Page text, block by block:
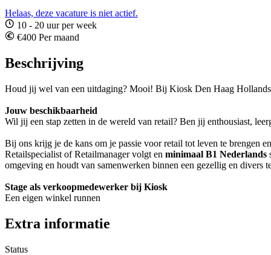
Helaas, deze vacature is niet actief.
10 - 20 uur per week
€400 Per maand
Beschrijving
Houd jij wel van een uitdaging? Mooi! Bij Kiosk Den Haag Hollands
Jouw beschikbaarheid
Wil jij een stap zetten in de wereld van retail? Ben jij enthousiast,
Bij ons krijg je de kans om je passie voor retail tot leven te brengen
Retailspecialist of Retailmanager volgt en minimaal B1 Nederlands
omgeving en houdt van samenwerken binnen een gezellig en divers
Stage als verkoopmedewerker bij Kiosk
Een eigen winkel runnen
Extra informatie
Status